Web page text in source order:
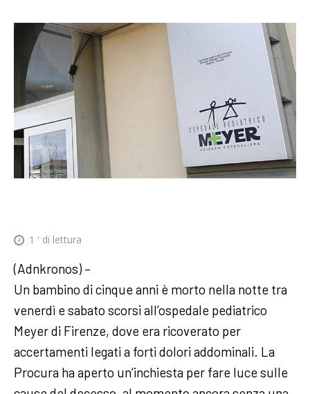
1 ' di lettura
(Adnkronos) –
Un bambino di cinque anni è morto nella notte tra
venerdì e sabato scorsi all’ospedale pediatrico
Meyer di Firenze, dove era ricoverato per
accertamenti legati a forti dolori addominali. La
Procura ha aperto un’inchiesta per fare luce sulle